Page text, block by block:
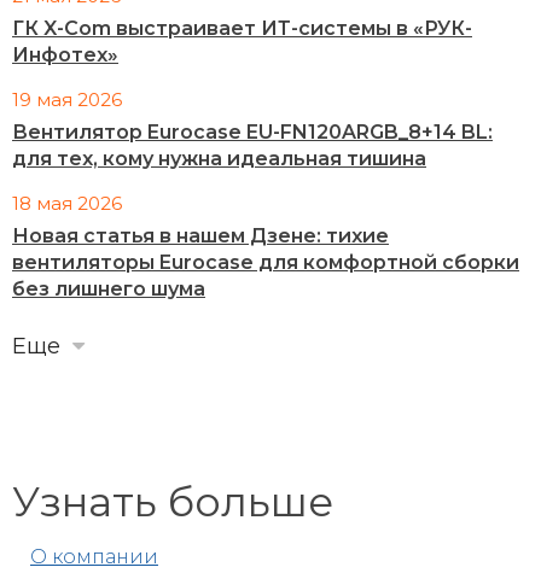
ГК X-Com выстраивает ИТ-системы в «РУК-
Инфотех»
19 мая 2026
Вентилятор Eurocase EU-FN120ARGB_8+14 BL:
для тех, кому нужна идеальная тишина
18 мая 2026
Новая статья в нашем Дзене: тихие
вентиляторы Eurocase для комфортной сборки
без лишнего шума
Еще
Узнать больше
О компании